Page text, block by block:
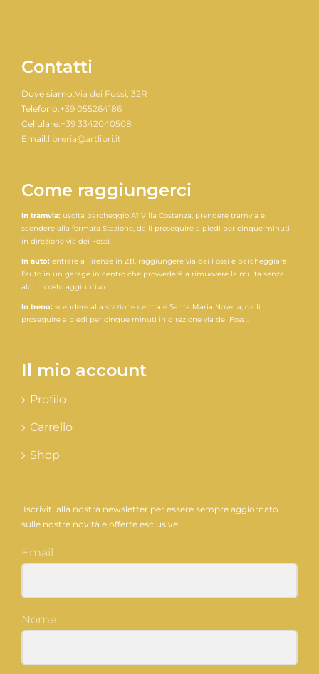
Contatti
Dove siamo:Via dei Fossi, 32R
Telefono:+39 055264186
Cellulare:+39 3342040508
Email:libreria@artlibri.it
Come raggiungerci
In tramvia: uscita parcheggio A1 Villa Costanza, prendere tramvia e
scendere alla fermata Stazione, da li proseguire a piedi per cinque minuti
in direzione via dei Fossi.
In auto: entrare a Firenze in Ztl, raggiungere via dei Fossi e parcheggiare
l'auto in un garage in centro che provvederà a rimuovere la multa senza
alcun costo aggiuntivo.
In treno: scendere alla stazione centrale Santa Maria Novella, da li
proseguire a piedi per cinque minuti in direzione via dei Fossi.
Il mio account
Profilo
Carrello
Shop
Iscriviti alla nostra newsletter per essere sempre aggiornato
sulle nostre novità e offerte esclusive
Email
Nome